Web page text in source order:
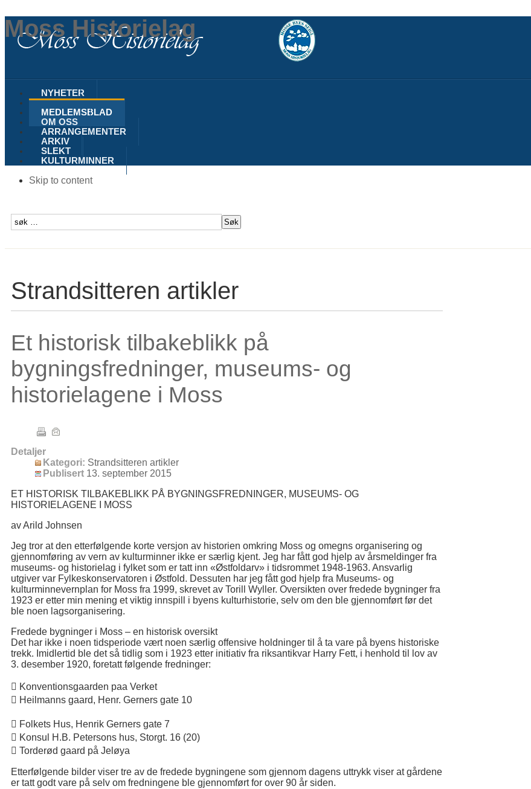
Moss Historielag
NYHETER
MOSS
MEDLEMSBLAD
OM OSS
ARRANGEMENTER
ARKIV
SLEKT
KULTURMINNER
Skip to content
Strandsitteren artikler
Et historisk tilbakeblikk på
bygningsfredninger, museums- og
historielagene i Moss
Detaljer
Kategori: Strandsitteren artikler
Publisert 13. september 2015
ET HISTORISK TILBAKEBLIKK PÅ BYGNINGSFREDNINGER, MUSEUMS- OG
HISTORIELAGENE I MOSS
av Arild Johnsen
Jeg tror at den etterfølgende korte versjon av historien omkring Moss og omegns organisering og
gjennomføring av vern av kulturminner ikke er særlig kjent. Jeg har fått god hjelp av årsmeldinger fra
museums- og historielag i fylket som er tatt inn «Østfoldarv» i tidsrommet 1948-1963. Ansvarlig
utgiver var Fylkeskonservatoren i Østfold. Dessuten har jeg fått god hjelp fra Museums- og
kulturminnevernplan for Moss fra 1999, skrevet av Torill Wyller. Oversikten over fredede bygninger fra
1923 er etter min mening et viktig innspill i byens kulturhistorie, selv om den ble gjennomført før det
ble noen lagsorganisering.
Fredede bygninger i Moss – en historisk oversikt
Det har ikke i noen tidsperiode vært noen særlig offensive holdninger til å ta vare på byens historiske
trekk. Imidlertid ble det så tidlig som i 1923 etter initiativ fra riksantikvar Harry Fett, i henhold til lov av
3. desember 1920, foretatt følgende fredninger:
 Konventionsgaarden paa Verket
 Heilmanns gaard, Henr. Gerners gate 10
 Folkets Hus, Henrik Gerners gate 7
 Konsul H.B. Petersons hus, Storgt. 16 (20)
 Torderød gaard på Jeløya
Etterfølgende bilder viser tre av de fredede bygningene som gjennom dagens uttrykk viser at gårdene
er tatt godt vare på selv om fredningene ble gjennomført for over 90 år siden.